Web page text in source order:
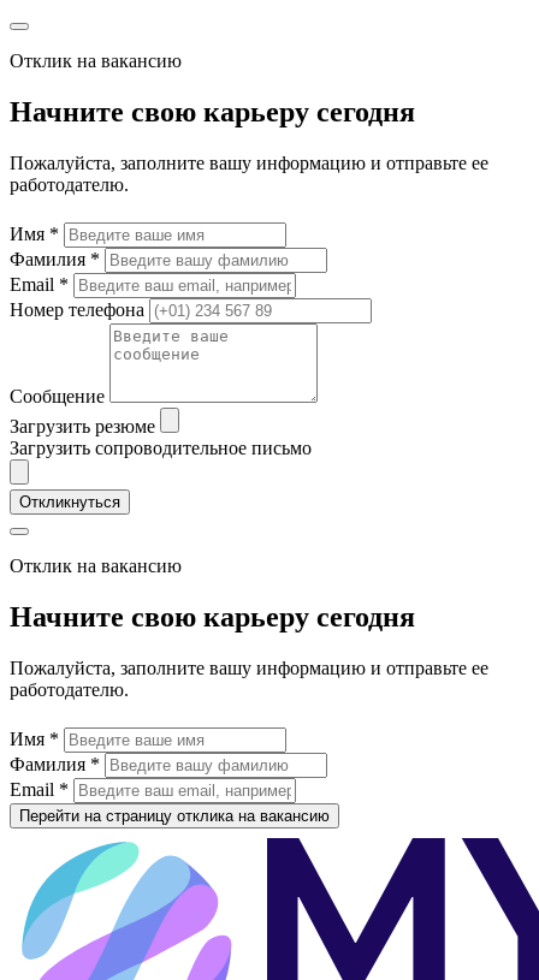
Отклик на вакансию
Начните свою карьеру сегодня
Пожалуйста, заполните вашу информацию и отправьте ее
работодателю.
Имя *
Фамилия *
Email *
Номер телефона
Сообщение
Загрузить резюме
Загрузить сопроводительное письмо
Откликнуться
Отклик на вакансию
Начните свою карьеру сегодня
Пожалуйста, заполните вашу информацию и отправьте ее
работодателю.
Имя *
Фамилия *
Email *
Перейти на страницу отклика на вакансию